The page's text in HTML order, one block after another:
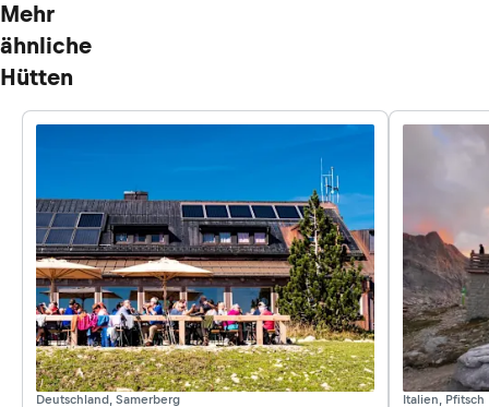
Mehr
ähnliche
Hütten
Deutschland, Samerberg Italien, Pfitsch